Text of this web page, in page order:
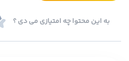
به این محتوا چه امتیازی می دی ؟